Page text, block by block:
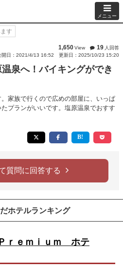
メニュー
す
1,650View 19 人回答
開日：2021/4/13 16:52
更新日：2025/10/23 15:20
泉へ！バイキングができ
家族で行くので広めの部屋に、いっぱ
プランがいいです。塩原温泉でおすす
質問に回答する
ホテルランキング
ｒｅｍｉｕｍ ホテ